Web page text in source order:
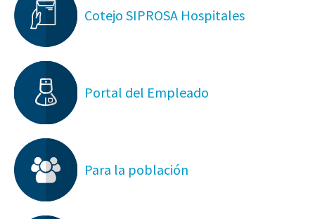
Cotejo SIPROSA Hospitales
Portal del Empleado
Para la población